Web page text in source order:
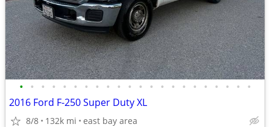
• • • • • • • • • • • • • • • • • • • • • •
2016 Ford F-250 Super Duty XL
8/8 132k mi east bay area